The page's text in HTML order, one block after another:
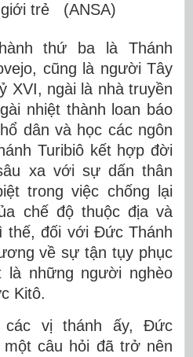
trẻ (ANSA)
thứ ba là Thánh
cũng là người Tây
XVI, ngài là nhà truyền
nhiệt thành loan báo
dân và học các ngôn
Turibiô kết hợp đời
xa với sự dấn thân
trong việc chống lại
chế độ thuộc địa và
thế, đối với Đức Thánh
về sự tận tụy phục
là những người nghèo
Kitô.
vị thánh ấy, Đức
câu hỏi đã trở nên